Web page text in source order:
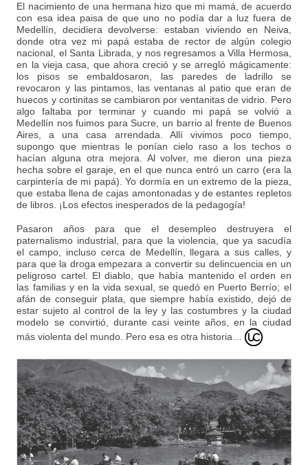
El nacimiento de una hermana hizo que mi mamá, de acuerdo
con esa idea paisa de que uno no podía dar a luz fuera de
Medellín, decidiera devolverse: estaban viviendo en Neiva,
donde otra vez mi papá estaba de rector de algún colegio
nacional, el Santa Librada, y nos regresamos a Villa Hermosa,
en la vieja casa, que ahora creció y se arregló mágicamente:
los pisos se embaldosaron, las paredes de ladrillo se
revocaron y las pintamos, las ventanas al patio que eran de
huecos y cortinitas se cambiaron por ventanitas de vidrio. Pero
algo faltaba por terminar y cuando mi papá se volvió a
Medellín nos fuimos para Sucre, un barrio al frente de Buenos
Aires, a una casa arrendada. Allí vivimos poco tiempo,
supongo que mientras le ponían cielo raso a los techos o
hacían alguna otra mejora. Al volver, me dieron una pieza
hecha sobre el garaje, en el que nunca entró un carro (era la
carpintería de mi papá). Yo dormía en un extremo de la pieza,
que estaba llena de cajas amontonadas y de estantes repletos
de libros. ¡Los efectos inesperados de la pedagogía!
Pasaron años para que el desempleo destruyera el
paternalismo industrial, para que la violencia, que ya sacudía
el campo, incluso cerca de Medellín, llegara a sus calles, y
para que la droga empezara a convertir su delincuencia en un
peligroso cartel. El diablo, que había mantenido el orden en
las familias y en la vida sexual, se quedó en Puerto Berrío; el
afán de conseguir plata, que siempre había existido, dejó de
estar sujeto al control de la ley y las costumbres y la ciudad
modelo se convirtió, durante casi veinte años, en la ciudad
más violenta del mundo. Pero esa es otra historia…